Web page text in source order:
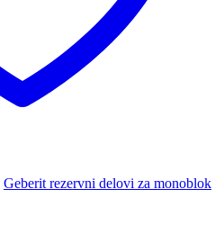
Geberit rezervni delovi za monoblok